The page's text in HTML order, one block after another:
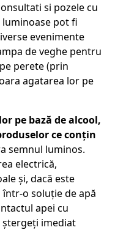
si pozele cu
pot fi
evenimente
de veghe pentru
perete (prin
agatarea lor pe
pe bază de alcool,
ce conțin
semnul luminos.
electrică,
și, dacă este
într-o soluție de apă
apei cu
ștergeți imediat